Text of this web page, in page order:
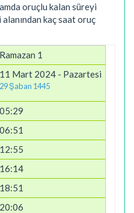
oruçlu kalan süreyi
kaç saat oruç
Ramazan 1
11 Mart 2024 - Pazartesi
29 Şaban 1445
05:29
06:51
12:55
16:14
18:51
20:06